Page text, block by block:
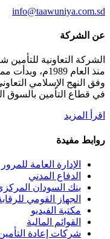
info@taawuniya.com.sd
عن الشركة
الشركة التعاونية
وفق النهج الإسلامي
في قطاع التأمين بالسوق
اقرأ المزيد
روابط مفيدة
الإدارة العامة للمرور
الدفاع المدني
بنك السودان
الجهاز القومي
مكتبة الفيديو
القوائم المالية
شركات إعادة